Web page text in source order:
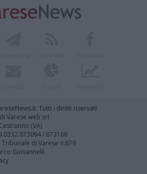
Tutti i diritti riservati
Varese web srl
(VA)
/ 873168
di Varese n.679
Giovannelli